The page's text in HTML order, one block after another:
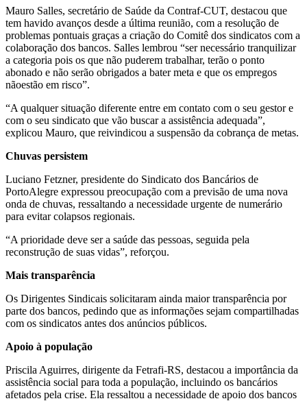
Mauro Salles, secretário de Saúde da Contraf-CUT, destacou que
tem havido avanços desde a última reunião, com a resolução de
problemas pontuais graças a criação do Comitê dos sindicatos com a
colaboração dos bancos. Salles lembrou “ser necessário tranquilizar
a categoria pois os que não puderem trabalhar, terão o ponto
abonado e não serão obrigados a bater meta e que os empregos
nãoestão em risco”.
“A qualquer situação diferente entre em contato com o seu gestor e
com o seu sindicato que vão buscar a assistência adequada”,
explicou Mauro, que reivindicou a suspensão da cobrança de metas.
Chuvas persistem
Luciano Fetzner, presidente do Sindicato dos Bancários de
PortoAlegre expressou preocupação com a previsão de uma nova
onda de chuvas, ressaltando a necessidade urgente de numerário
para evitar colapsos regionais.
“A prioridade deve ser a saúde das pessoas, seguida pela
reconstrução de suas vidas”, reforçou.
Mais transparência
Os Dirigentes Sindicais solicitaram ainda maior transparência por
parte dos bancos, pedindo que as informações sejam compartilhadas
com os sindicatos antes dos anúncios públicos.
Apoio à população
Priscila Aguirres, dirigente da Fetrafi-RS, destacou a importância da
assistência social para toda a população, incluindo os bancários
afetados pela crise. Ela ressaltou a necessidade de apoio dos bancos